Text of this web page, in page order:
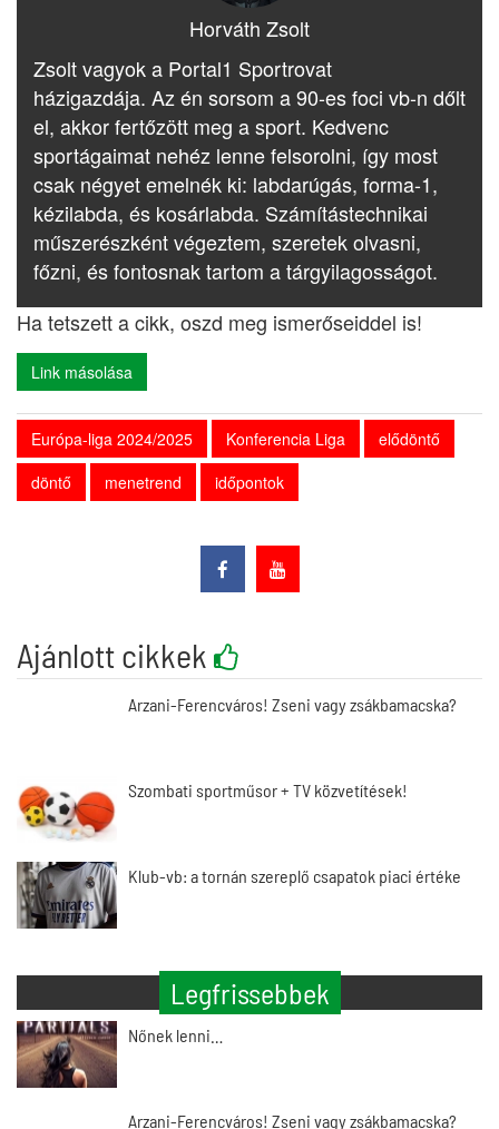
Horváth Zsolt
Zsolt vagyok a Portal1 Sportrovat
házigazdája. Az én sorsom a 90-es foci vb-n dőlt
el, akkor fertőzött meg a sport. Kedvenc
sportágaimat nehéz lenne felsorolni, így most
csak négyet emelnék ki: labdarúgás, forma-1,
kézilabda, és kosárlabda. Számítástechnikai
műszerészként végeztem, szeretek olvasni,
főzni, és fontosnak tartom a tárgyilagosságot.
Ha tetszett a cikk, oszd meg ismerőseiddel is!
Link másolása
Európa-liga 2024/2025 Konferencia Liga
elődöntő
döntő
menetrend időpontok
Ajánlott cikkek
Arzani-Ferencváros! Zseni vagy zsákbamacska?
Szombati sportműsor + TV közvetítések!
Klub-vb: a tornán szereplő csapatok piaci értéke
Legfrissebbek
Nőnek lenni…
Arzani-Ferencváros! Zseni vagy zsákbamacska?